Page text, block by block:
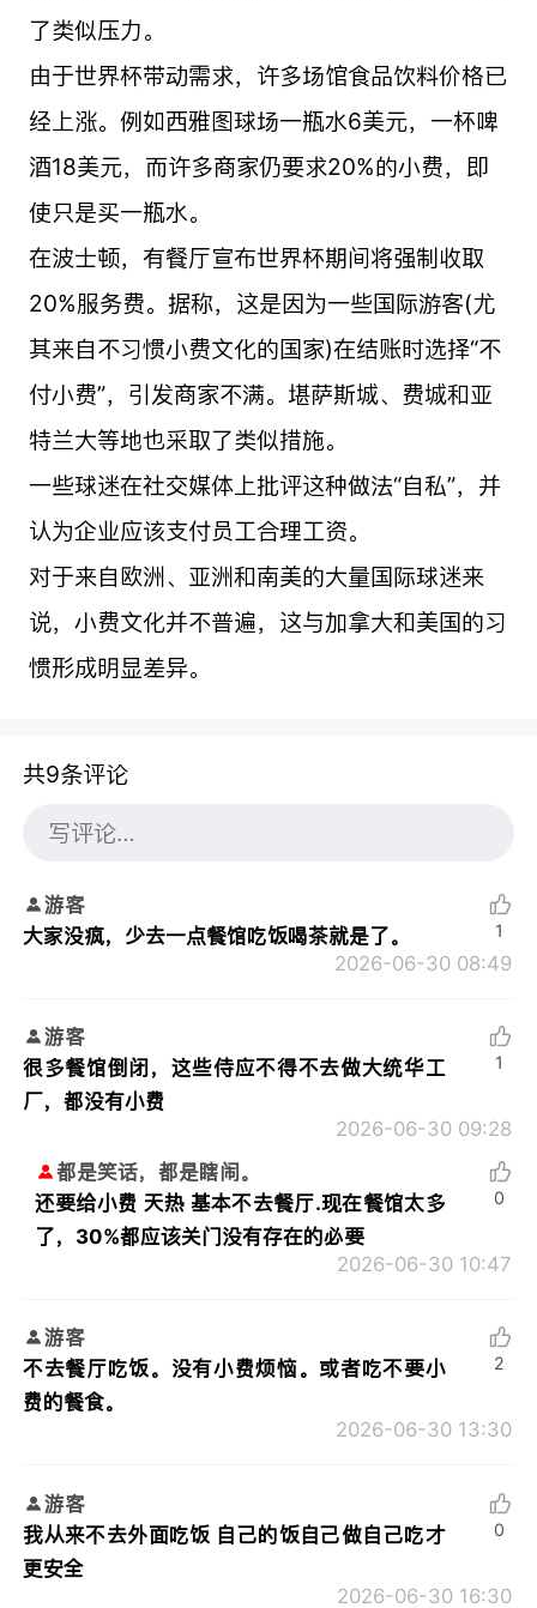
了类似压力。
由于世界杯带动需求，许多场馆食品饮料价格已
经上涨。例如西雅图球场一瓶水6美元，一杯啤
酒18美元，而许多商家仍要求20%的小费，即
使只是买一瓶水。
在波士顿，有餐厅宣布世界杯期间将强制收取
20%服务费。据称，这是因为一些国际游客(尤
其来自不习惯小费文化的国家)在结账时选择“不
付小费”，引发商家不满。堪萨斯城、费城和亚
特兰大等地也采取了类似措施。
一些球迷在社交媒体上批评这种做法“自私”，并
认为企业应该支付员工合理工资。
对于来自欧洲、亚洲和南美的大量国际球迷来
说，小费文化并不普遍，这与加拿大和美国的习
惯形成明显差异。
共9条评论
游客
大家没疯，少去一点餐馆吃饭喝茶就是了。
2026-06-30 08:49
1
游客
很多餐馆倒闭，这些侍应不得不去做大统华工
厂，都没有小费
2026-06-30 09:28
1
都是笑话，都是瞎闹。
还要给小费 天热 基本不去餐厅.现在餐馆太多
了，30%都应该关门没有存在的必要
2026-06-30 10:47
0
游客
不去餐厅吃饭。没有小费烦恼。或者吃不要小
费的餐食。
2026-06-30 13:30
2
游客
我从来不去外面吃饭 自己的饭自己做自己吃才
更安全
2026-06-30 16:30
0